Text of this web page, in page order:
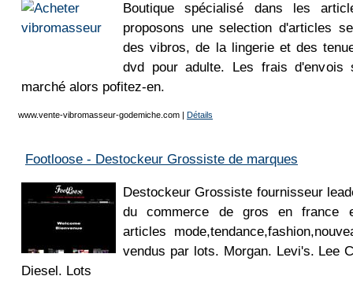
Boutique spécialisé dans les
proposons une selection d'articles
des vibros, de la lingerie et des
dvd pour adulte. Les frais
marché alors pofitez-en.
www.vente-vibromasseur-godemiche.com | Détails
Footloose - Destockeur Grossiste de marques
Destockeur Grossiste fournisseur
du commerce de gros en france
articles
vendus par lots. Morgan. Levi's. Lee
Diesel. Lots